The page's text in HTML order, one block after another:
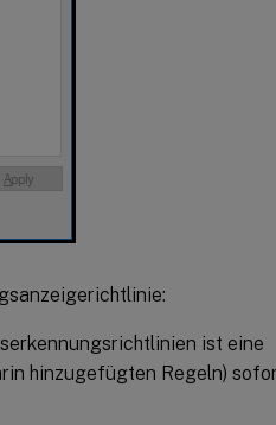
ist eine
hinzugefügten Regeln)